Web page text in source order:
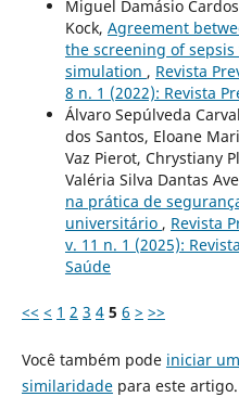
Miguel Damásio
Kock, Agreement
the screening of
simulation , Revista
8 n. 1 (2022): Revista
Álvaro Sepúlveda
dos Santos, Eloane
Vaz Pierot, Chrystiany
Valéria Silva Dantas
na prática de
universitário , Revista
v. 11 n. 1 (2025):
Saúde
<< < 1 2 3 4 5 6 > >>
Você também pode iniciar
similaridadepara este artigo.